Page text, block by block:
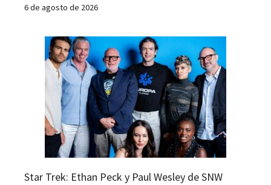
6 de agosto de 2026
Star Trek: Ethan Peck y Paul Wesley de SNW